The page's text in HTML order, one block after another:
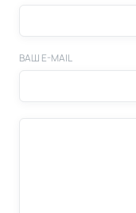
ВАШ E-MAIL